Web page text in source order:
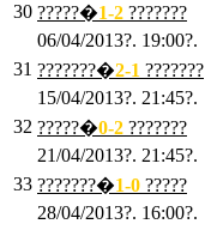
30 ?????�1-2 ???????
06/04/2013?. 19:00?.
31 ???????�2-1 ???????
15/04/2013?. 21:45?.
32 ?????�0-2 ???????
21/04/2013?. 21:45?.
33 ???????�1-0 ?????
28/04/2013?. 16:00?.